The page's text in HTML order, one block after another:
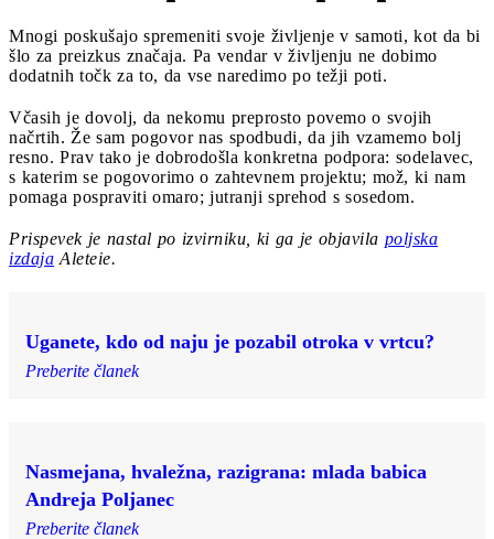
Mnogi poskušajo spremeniti svoje življenje v samoti, kot da bi
šlo za preizkus značaja. Pa vendar v življenju ne dobimo
dodatnih točk za to, da vse naredimo po težji poti.
Včasih je dovolj, da nekomu preprosto povemo o svojih
načrtih. Že sam pogovor nas spodbudi, da jih vzamemo bolj
resno. Prav tako je dobrodošla konkretna podpora: sodelavec,
s katerim se pogovorimo o zahtevnem projektu; mož, ki nam
pomaga pospraviti omaro; jutranji sprehod s sosedom.
Prispevek je nastal po izvirniku, ki ga je objavila poljska
izdaja Aleteie.
Uganete, kdo od naju je pozabil otroka v vrtcu?
Preberite članek
Nasmejana, hvaležna, razigrana: mlada babica
Andreja Poljanec
Preberite članek